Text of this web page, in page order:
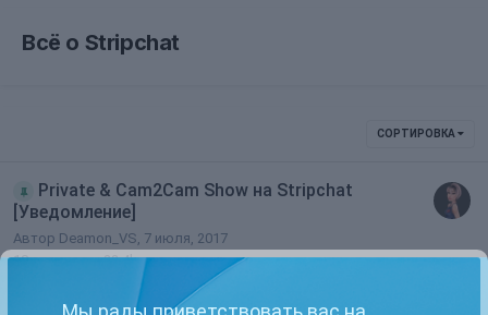
Всё о Stripchat
СОРТИРОВКА
Private & Cam2Cam Show на Stripchat
[Уведомление]
Автор Deamon_VS, 7 июля, 2017
10 ответов 22.4k просмотров